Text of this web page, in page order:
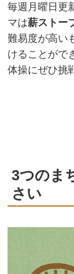
毎週月曜日更
マは薪ストー
難易度が高い
けることがで
体操にぜひ挑
3つのま
さい